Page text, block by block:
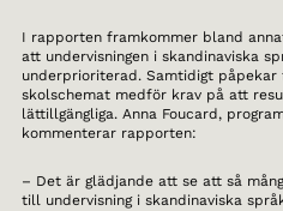
I rapporten framkommer bland
att undervisningen i skandinaviska
underprioriterad. Samtidigt
skolschemat medför krav på att
lättillgängliga. Anna Foucard,
kommenterar rapporten:
– Det är glädjande att se att så
till undervisning i skandinaviska